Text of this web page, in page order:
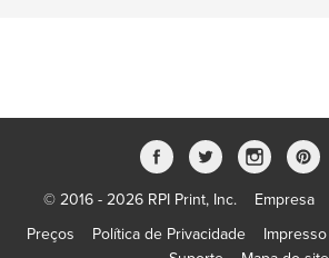
© 2016 - 2026 RPI Print, Inc. Empresa
Preços
Política de Privacidade Impresso